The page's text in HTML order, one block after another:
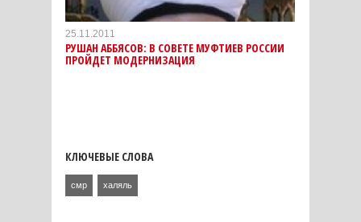
25.11.2011
РУШАН АББЯСОВ: В СОВЕТЕ МУФТИЕВ РОССИИ
ПРОЙДЕТ МОДЕРНИЗАЦИЯ
КЛЮЧЕВЫЕ СЛОВА
смр халяль